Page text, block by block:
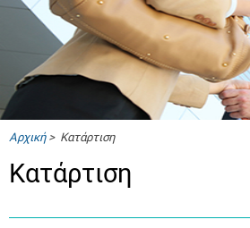
Αρχική> Κατάρτιση
Κατάρτιση